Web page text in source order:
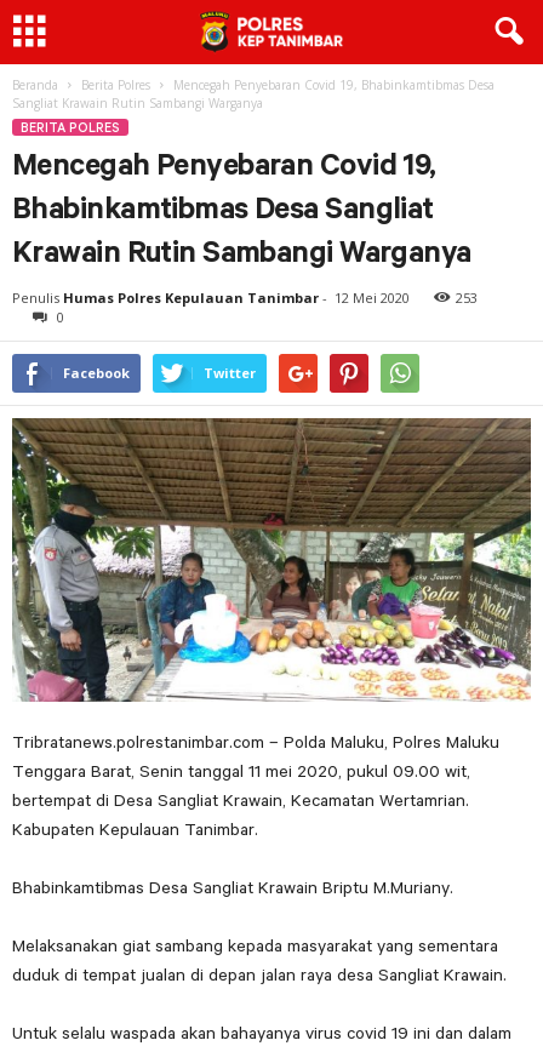
Beranda Berita Polres
Mencegah Penyebaran Covid 19, Bhabinkamtibmas Desa
Sangliat Krawain Rutin Sambangi Warganya
BERITA POLRES
Mencegah Penyebaran Covid 19,
Bhabinkamtibmas Desa Sangliat
Krawain Rutin Sambangi Warganya
Penulis Humas Polres Kepulauan Tanimbar - 12 Mei 2020
253
0
Facebook Twitter
Tribratanews.polrestanimbar.com – Polda Maluku, Polres Maluku
Tenggara Barat, Senin tanggal 11 mei 2020, pukul 09.00 wit,
bertempat di Desa Sangliat Krawain, Kecamatan Wertamrian.
Kabupaten Kepulauan Tanimbar.
Bhabinkamtibmas Desa Sangliat Krawain Briptu M.Muriany.
Melaksanakan giat sambang kepada masyarakat yang sementara
duduk di tempat jualan di depan jalan raya desa Sangliat Krawain.
Untuk selalu waspada akan bahayanya virus covid 19 ini dan dalam